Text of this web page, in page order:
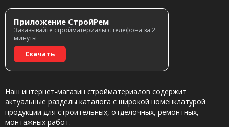
Приложение СтройРем
Заказывайте стройматериалы с телефона за 2
минуты
Скачать
Наш интернет-магазин стройматериалов содержит
актуальные разделы каталога с широкой номенклатурой
продукции для строительных, отделочных, ремонтных,
монтажных работ.